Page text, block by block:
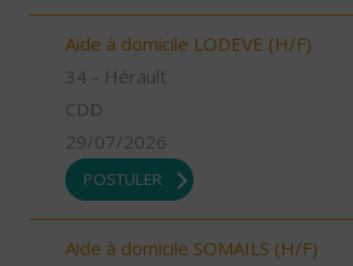
Aide à domicile LODEVE (H/F)
34 - Hérault
CDD
29/07/2026
POSTULER
Aide à domicile SOMAILS (H/F)